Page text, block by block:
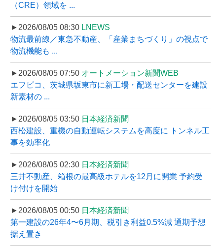
（CRE）領域を ...
►2026/08/05 08:30 LNEWS
物流最前線／東急不動産、「産業まちづくり」の視点で
物流機能も ...
►2026/08/05 07:50 オートメーション新聞WEB
エフピコ、茨城県坂東市に新工場・配送センターを建設
新素材の ...
►2026/08/05 03:50 日本経済新聞
西松建設、重機の自動運転システムを高度に トンネル工
事を効率化
►2026/08/05 02:30 日本経済新聞
三井不動産、箱根の最高級ホテルを12月に開業 予約受
け付けを開始
►2026/08/05 00:50 日本経済新聞
第一建設の26年4〜6月期、税引き利益0.5%減 通期予想
据え置き